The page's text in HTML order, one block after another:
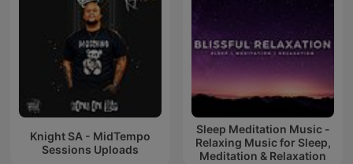
Knight SA - MidTempo
Sessions Uploads
Sleep Meditation Music -
Relaxing Music for Sleep,
Meditation & Relaxation